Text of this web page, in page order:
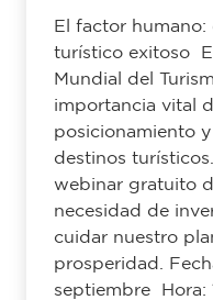
El factor
turístico exitoso
Mundial del
importancia vital
posicionamiento
destinos
webinar gratuito
necesidad de
cuidar nuestro
prosperidad.
septiembre Hora: